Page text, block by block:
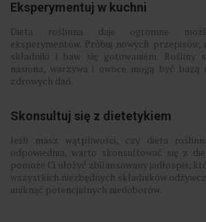
Eksperymentuj w kuchni
Dieta roślinna daje ogromne
eksperymentów. Próbuj nowych przepisów,
składniki i baw się gotowaniem. Rośliny
nasiona, warzywa i owoce mogą być
zdrowych dań.
Skonsultuj się z dietetykiem
Jeśli masz wątpliwości, czy dieta
odpowiednia, warto skonsultować się z
pomoże Ci ułożyć zbilansowany jadłospis,
wszystkich niezbędnych składników
uniknąć potencjalnych niedoborów.